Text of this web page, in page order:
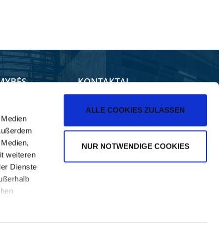
weiteren
Dienste
ALLE COOKIES ZULASSEN
NUR NOTWENDIGE COOKIES
Programėlės
KONTAKTAI
Pardavimas
Kontaktai